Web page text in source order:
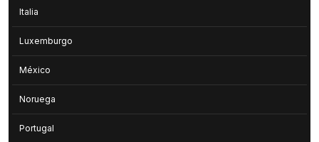
Italia
Luxemburgo
México
Noruega
Portugal